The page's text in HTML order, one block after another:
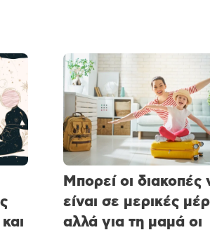
Μπορεί οι διακοπές
είναι σε μερικές
αλλά για τη μαμά οι